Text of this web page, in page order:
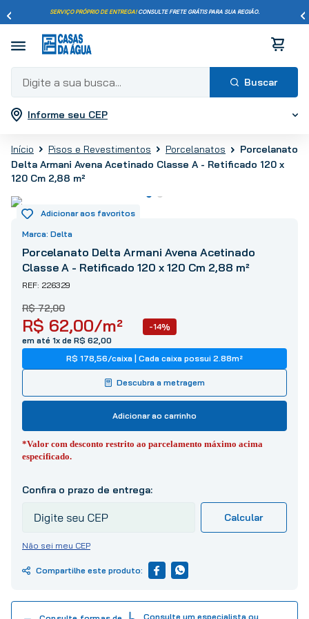
SERVIÇO PRÓPRIO DE ENTREGA!CONSULTE FRETE GRÁTIS PARA SUA REGIÃO.
Digite a sua busca...
Informe seu CEP
Pisos e Revestimentos Porcelanatos
Porcelanato
Delta Armani Avena Acetinado Classe A - Retificado 120 x
120 Cm 2,88 m²
Delta
Porcelanato Delta Armani Avena Acetinado
Classe A - Retificado 120 x 120 Cm 2,88 m²
226329
R$ 72,00
R$ 62,00/m²
-14%
em até 1x de R$ 62,00
R$ 178,56/caixa | Cada caixa possui 2.88m²
Descubra a metragem
Adicionar ao carrinho
*Valor com desconto restrito ao parcelamento máximo acima
especificado.
Não sei meu CEP
Consulte um especialista ou
Termos mais buscados
porcelanato
3º
piso
5
º
vaso sanitário
6º
chuveiro
7º
cimento
8º
torneira
10 º tinta